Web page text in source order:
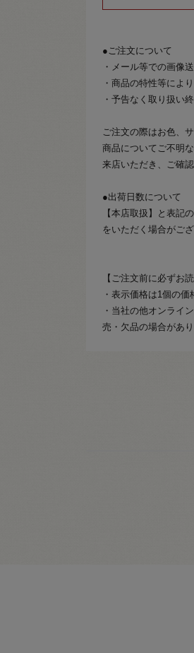
●ご注文について
・メール等での画像
・商品の特性等によ
・予告なく取り扱い
ご注文の際はお色、
商品についてご不明
来店いただき、ご確
●出荷日数について
【本店取扱】と表記
をいただく場合がござ
【ご注文前に必ずお
・表示価格は1個の価
・当社の他オンライ
売・欠品の場合があ